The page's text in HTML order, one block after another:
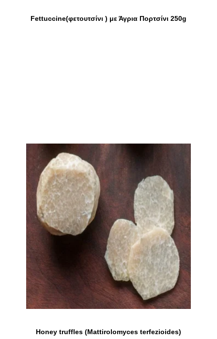
Fettuccine(φετουτσίνι ) με Άγρια Πορτσίνι 250g
Honey truffles (Mattirolomyces terfezioides)